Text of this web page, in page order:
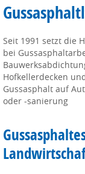
Seit 1991 setzt die
bei
Hofkellerdecken
Gussasphalt auf
oder -sanierung